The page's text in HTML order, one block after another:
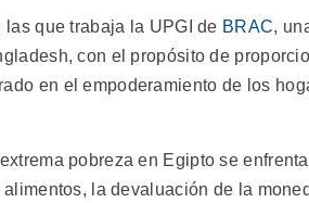
que trabaja la UPGI de BRAC,
con el propósito de
en el empoderamiento de los
pobreza en Egipto se
la devaluación de la